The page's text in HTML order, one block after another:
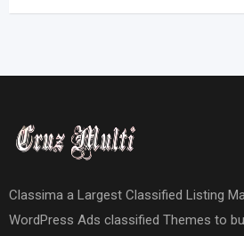
Classima a Largest Classified Listing
WordPress Ads classified Themes to